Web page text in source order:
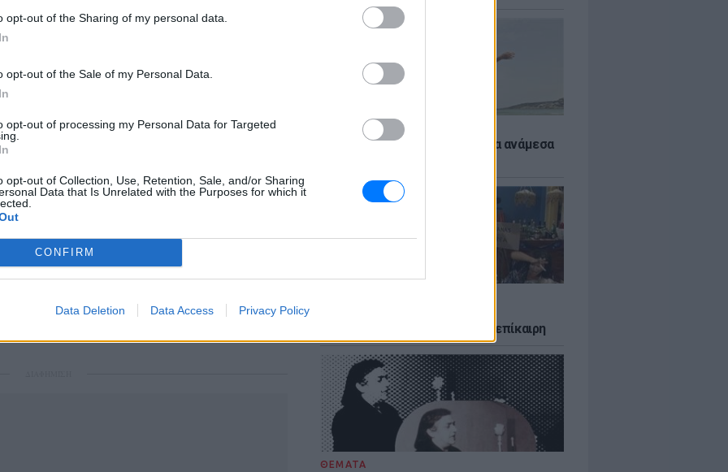
opt-out of the Sharing of my personal data.
opt-out of the Sale of my Personal Data.
opt-out of processing my Personal Data for Targeted
opt-out of Collection, Use, Retention, Sale, and/or Sharing
Data that Is Unrelated with the Purposes for which it
CONFIRM
Data Deletion Data Access Privacy Policy
Πώς να αποφύγεις το σύγκαμα ανάμεσα
νεοπλουτισμό και παραμένει επίκαιρη
ΘΕΜΑΤΑ
στη συνέχεια.